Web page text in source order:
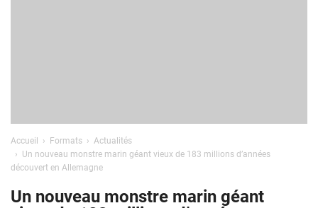
Accueil Formats
Actualités
Un nouveau monstre marin géant vieux de 183 millions d’années
découvert en Allemagne
Un nouveau monstre marin géant